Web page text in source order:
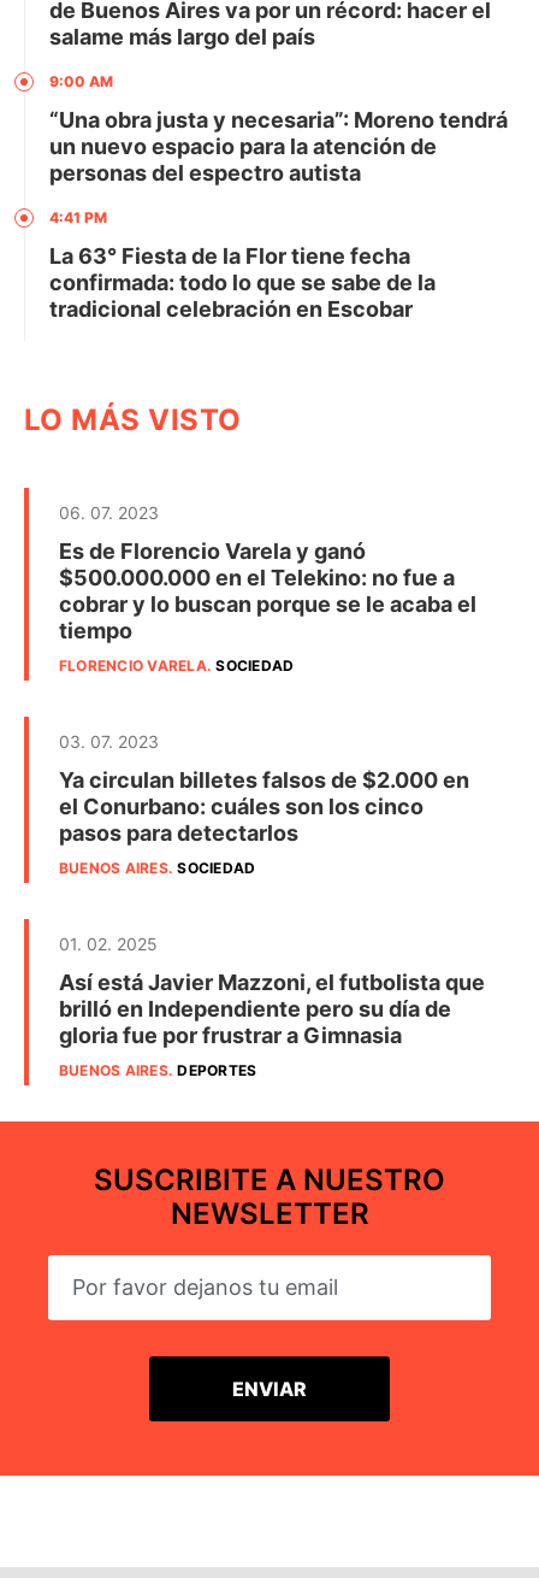
de Buenos Aires va por un récord: hacer el
salame más largo del país
9:00 AM
“Una obra justa y necesaria”: Moreno tendrá
un nuevo espacio para la atención de
personas del espectro autista
4:41 PM
La 63° Fiesta de la Flor tiene fecha
confirmada: todo lo que se sabe de la
tradicional celebración en Escobar
LO MÁS VISTO
06. 07. 2023
Es de Florencio Varela y ganó
$500.000.000 en el Telekino: no fue a
cobrar y lo buscan porque se le acaba el
tiempo
FLORENCIO VARELA.SOCIEDAD
03. 07. 2023
Ya circulan billetes falsos de $2.000 en
el Conurbano: cuáles son los cinco
pasos para detectarlos
BUENOS AIRES.SOCIEDAD
01. 02. 2025
Así está Javier Mazzoni, el futbolista que
brilló en Independiente pero su día de
gloria fue por frustrar a Gimnasia
BUENOS AIRES.DEPORTES
SUSCRIBITE A NUESTRO
NEWSLETTER